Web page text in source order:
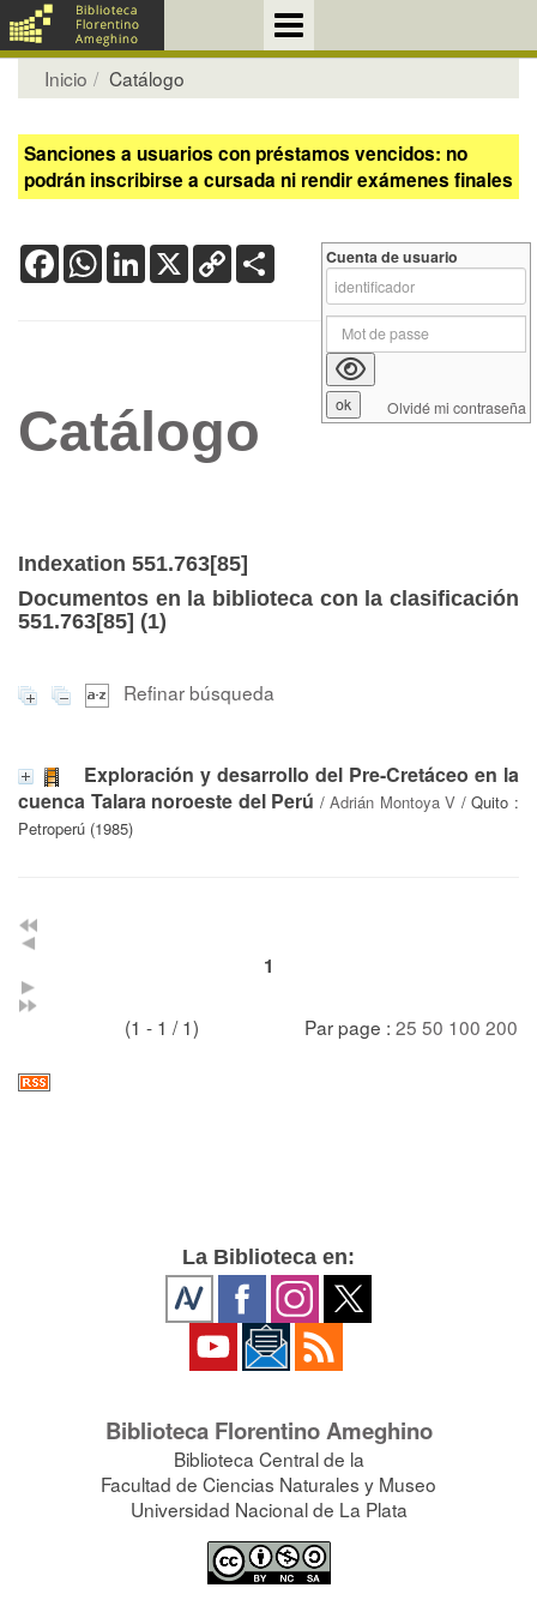
Inicio Catálogo
Sanciones a usuarios con préstamos vencidos: no
podrán inscribirse a cursada ni rendir exámenes finales
FacebookWhatsApp
LinkedIn
X Copy
Link
Catálogo
Indexation 551.763[85]
Documentos en la biblioteca con la clasificación
551.763[85] (1)
Refinar búsqueda
Exploración y desarrollo del Pre-Cretáceo en la
cuenca Talara noroeste del Perú /Adrián Montoya V / Quito :
Petroperú (1985)
1
(1 - 1 / 1) Par page : 25 50 100 200
Cuenta de usuario
Olvidé mi contraseña
La Biblioteca en:
Biblioteca Florentino Ameghino
Biblioteca Central de la
Facultad de Ciencias Naturales y Museo
Universidad Nacional de La Plata